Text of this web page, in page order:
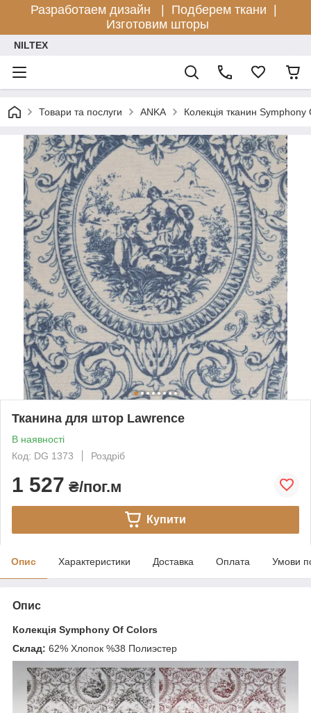
Разработаем дизайн |
Подберем ткани |
Изготовим шторы
NILTEX
Товари та послуги ANKA Колекція тканин Symphony
Тканина для штор Lawrence
В наявності
Код: DG 1373
Роздріб
1 527 ₴/пог.м
Купити
Опис Характеристики Доставка Оплата Умови
Опис
Колекція Symphony Of Colors
Склад: 62% Хлопок %38 Полиэстер